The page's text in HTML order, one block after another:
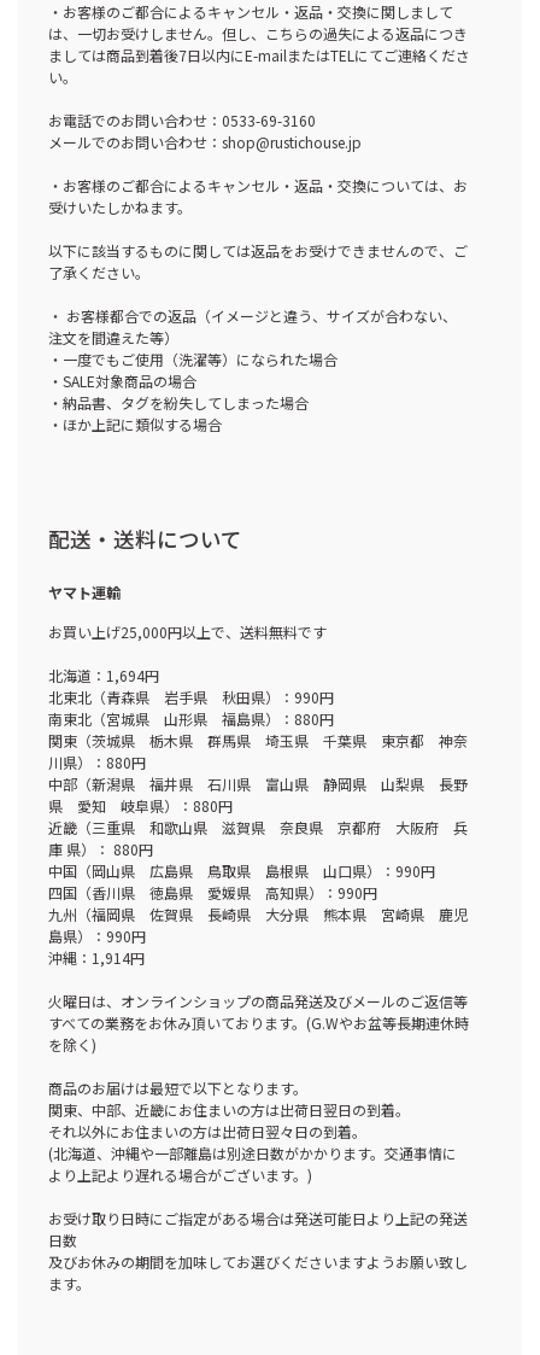
・お客様のご都合によるキャンセル・返品・交換に関しまして
は、一切お受けしません。但し、こちらの過失による返品につき
ましては商品到着後7日以内にE-mailまたはTELにてご連絡くださ
い。
お電話でのお問い合わせ：0533-69-3160
メールでのお問い合わせ：shop@rustichouse.jp
・お客様のご都合によるキャンセル・返品・交換については、お
受けいたしかねます。
以下に該当するものに関しては返品をお受けできませんので、ご
了承ください。
・ お客様都合での返品（イメージと違う、サイズが合わない、
注文を間違えた等）
・一度でもご使用（洗濯等）になられた場合
・SALE対象商品の場合
・納品書、タグを紛失してしまった場合
・ほか上記に類似する場合
配送・送料について
ヤマト運輸
お買い上げ25,000円以上で、送料無料です
北海道：1,694円
北東北（青森県 岩手県 秋田県）：990円
南東北（宮城県 山形県 福島県）：880円
関東（茨城県 栃木県 群馬県 埼玉県 千葉県 東京都 神奈
川県）：880円
中部（新潟県 福井県 石川県 富山県 静岡県 山梨県 長野
県 愛知 岐阜県）：880円
近畿（三重県 和歌山県 滋賀県 奈良県 京都府 大阪府 兵
庫 県）： 880円
中国（岡山県 広島県 鳥取県 島根県 山口県）：990円
四国（香川県 徳島県 愛媛県 高知県）：990円
九州（福岡県 佐賀県 長崎県 大分県 熊本県 宮崎県 鹿児
島県）：990円
沖縄：1,914円
火曜日は、オンラインショップの商品発送及びメールのご返信等
すべての業務をお休み頂いております。(G.Wやお盆等長期連休時
を除く)
商品のお届けは最短で以下となります。
関東、中部、近畿にお住まいの方は出荷日翌日の到着。
それ以外にお住まいの方は出荷日翌々日の到着。
(北海道、沖縄や一部離島は別途日数がかかります。交通事情に
より上記より遅れる場合がございます。)
お受け取り日時にご指定がある場合は発送可能日より上記の発送
日数
及びお休みの期間を加味してお選びくださいますようお願い致し
ます。